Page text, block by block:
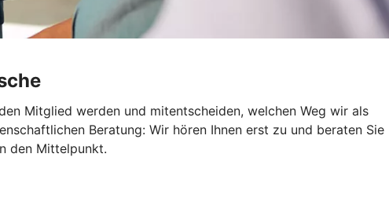
Mitglied werden und mitentscheiden, welchen Weg wir als
Beratung: Wir hören Ihnen erst zu und beraten Sie
den Mittelpunkt.